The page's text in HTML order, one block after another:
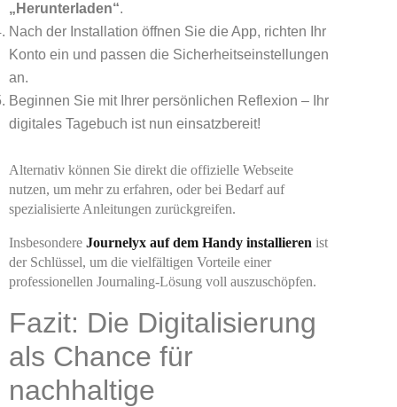
„Herunterladen“.
Nach der Installation öffnen Sie die App, richten Ihr
Konto ein und passen die Sicherheitseinstellungen
an.
Beginnen Sie mit Ihrer persönlichen Reflexion – Ihr
digitales Tagebuch ist nun einsatzbereit!
Alternativ können Sie direkt die offizielle Webseite
nutzen, um mehr zu erfahren, oder bei Bedarf auf
spezialisierte Anleitungen zurückgreifen.
Insbesondere Journelyx auf dem Handy installieren ist
der Schlüssel, um die vielfältigen Vorteile einer
professionellen Journaling-Lösung voll auszuschöpfen.
Fazit: Die Digitalisierung
als Chance für
nachhaltige